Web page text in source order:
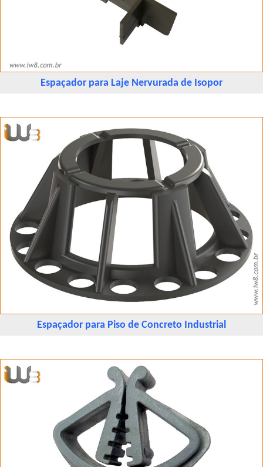
Espaçador para Laje Nervurada de Isopor
Espaçador para Piso de Concreto Industrial